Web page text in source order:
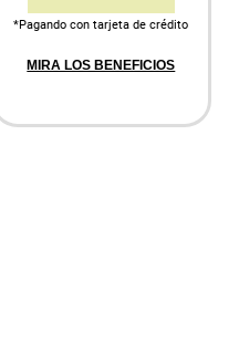
*Pagando con tarjeta de crédito
MIRA LOS BENEFICIOS